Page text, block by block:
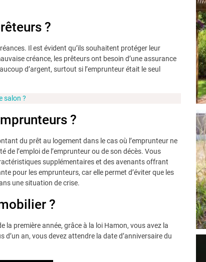
?
Il est évident qu’ils souhaitent protéger leur
créance, les prêteurs ont besoin d’une assurance
d’argent, surtout si l’emprunteur était le seul
salon ?
?
du prêt au logement dans le cas où l’emprunteur ne
de l’emploi de l’emprunteur ou de son décès. Vous
supplémentaires et des avenants offrant
pour les emprunteurs, car elle permet d’éviter que les
une situation de crise.
?
la première année, grâce à la loi Hamon, vous avez la
d’un an, vous devez attendre la date d’anniversaire du